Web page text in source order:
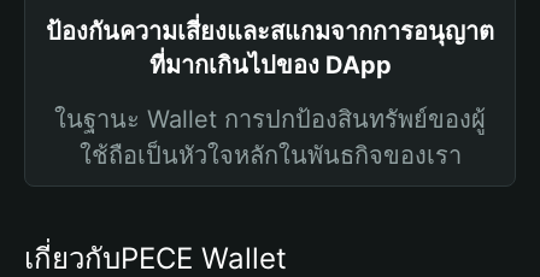
ป้องกันความเสี่ยงและสแกมจากการอนุญาต
ที่มากเกินไปของ DApp
ในฐานะ Wallet การปกป้องสินทรัพย์ของผู้
ใช้ถือเป็นหัวใจหลักในพันธกิจของเรา
เกี่ยวกับPECE Wallet